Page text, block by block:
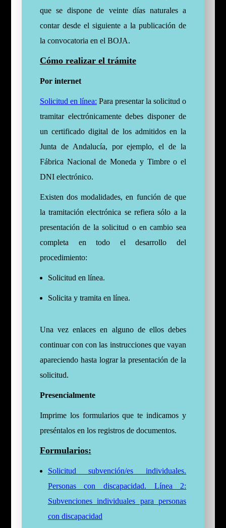
que se dispone de veinte días naturales a
contar desde el siguiente a la publicación de
la convocatoria en el BOJA.
Cómo realizar el trámite
Por internet
Solicitud en línea: Para presentar la solicitud o
tramitar electrónicamente debes disponer de
un certificado digital de los admitidos en la
Junta de Andalucía, por ejemplo, el de la
Fábrica Nacional de Moneda y Timbre o el
DNI electrónico.
Existen dos modalidades, en función de que
la tramitación electrónica se refiera sólo a la
presentación de la solicitud o en cambio sea
completa en todo el desarrollo del
procedimiento:
Solicitud en línea.
Solicita y tramita en línea.
Una vez enlaces en alguno de ellos debes
continuar con con las instrucciones que vayan
apareciendo hasta lograr la presentación de la
solicitud.
Presencialmente
Imprime los formularios que te indicamos y
preséntalos en los registros de documentos.
Formularios:
Solicitud subvención/es individuales.
Personas con discapacidad. Línea 2:
Subvenciones individuales para personas
con discapacidad